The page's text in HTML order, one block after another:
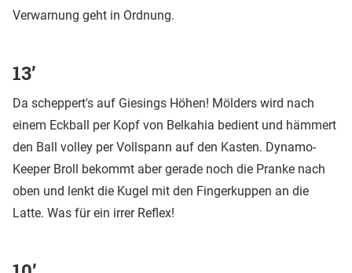
Verwarnung geht in Ordnung.
13’
Da scheppert's auf Giesings Höhen! Mölders wird nach
einem Eckball per Kopf von Belkahia bedient und hämmert
den Ball volley per Vollspann auf den Kasten. Dynamo-
Keeper Broll bekommt aber gerade noch die Pranke nach
oben und lenkt die Kugel mit den Fingerkuppen an die
Latte. Was für ein irrer Reflex!